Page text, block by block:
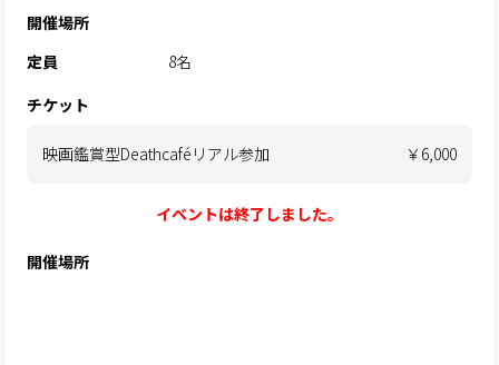
開催場所
定員
8名
チケット
映画鑑賞型Deathcaféリアル参加 ￥6,000
イベントは終了しました。
開催場所